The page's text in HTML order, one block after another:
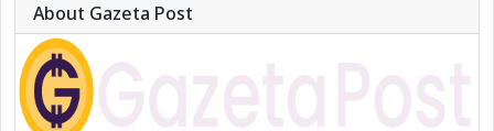
About Gazeta Post